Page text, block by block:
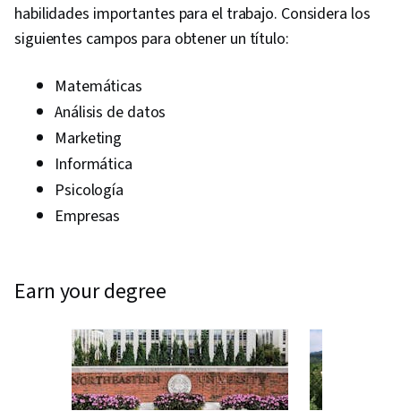
habilidades importantes para el trabajo. Considera los
siguientes campos para obtener un título:
Matemáticas
Análisis de datos
Marketing
Informática
Psicología
Empresas
earn your degree